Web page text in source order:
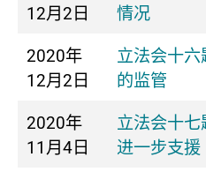
12月2日
情况
2020年
12月2日
立法会十
的监管
2020年
11月4日
立法会十
进一步支援